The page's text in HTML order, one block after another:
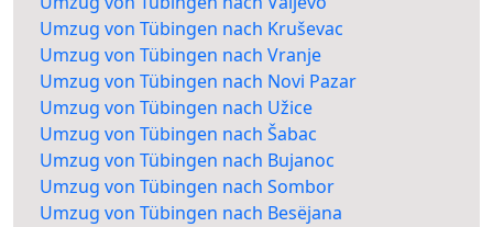
Umzug von Tübingen nach Kruševac
Umzug von Tübingen nach Vranje
Umzug von Tübingen nach Novi Pazar
Umzug von Tübingen nach Užice
Umzug von Tübingen nach Šabac
Umzug von Tübingen nach Bujanoc
Umzug von Tübingen nach Sombor
Umzug von Tübingen nach Besëjana